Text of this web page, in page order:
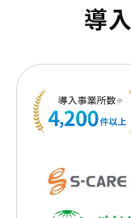
導